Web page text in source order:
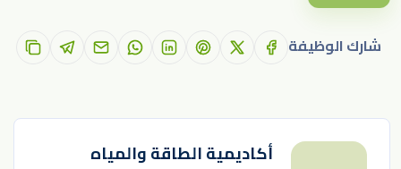
شارك الوظيفة
⁧أكاديمية الطاقة والمياه⁩